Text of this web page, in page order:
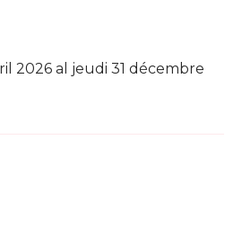
2026 al jeudi 31 décembre